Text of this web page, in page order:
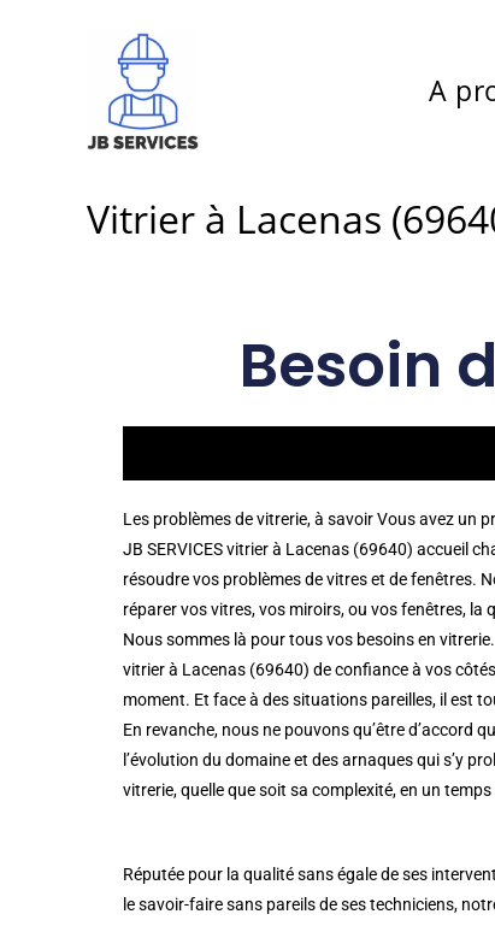
A
Vitrier à Lacenas
Besoin
Les problèmes de vitrerie, à savoir Vous avez un
JB SERVICES vitrier à Lacenas (69640) accueil
résoudre vos problèmes de vitres et de fenêtres.
réparer vos vitres, vos miroirs, ou vos fenêtres,
Nous sommes là pour tous vos besoins en
vitrier à Lacenas (69640) de confiance à vos
moment. Et face à des situations pareilles, il est
En revanche, nous ne pouvons qu’être d’accord
l’évolution du domaine et des arnaques qui s’y
vitrerie, quelle que soit sa complexité, en un
Réputée pour la qualité sans égale de ses
le savoir-faire sans pareils de ses techniciens,